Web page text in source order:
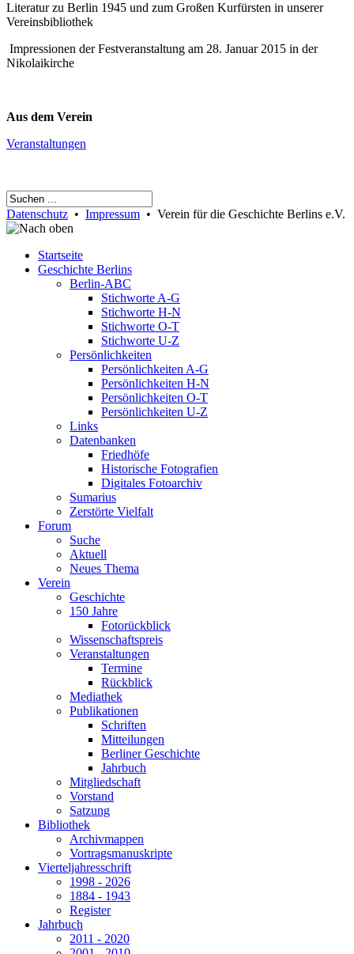
Literatur zu Berlin 1945 und zum Großen Kurfürsten in unserer
Vereinsbibliothek
Impressionen der Festveranstaltung am 28. Januar 2015 in der
Nikolaikirche
Aus dem Verein
Veranstaltungen
Datenschutz • Impressum • Verein für die Geschichte Berlins e.V.
Startseite
Geschichte Berlins
Berlin-ABC
Stichworte A-G
Stichworte H-N
Stichworte O-T
Stichworte U-Z
Persönlichkeiten
Persönlichkeiten A-G
Persönlichkeiten H-N
Persönlichkeiten O-T
Persönlichkeiten U-Z
Links
Datenbanken
Friedhöfe
Historische Fotografien
Digitales Fotoarchiv
Sumarius
Zerstörte Vielfalt
Forum
Suche
Aktuell
Neues Thema
Verein
Geschichte
150 Jahre
Fotorückblick
Wissenschaftspreis
Veranstaltungen
Termine
Rückblick
Mediathek
Publikationen
Schriften
Mitteilungen
Berliner Geschichte
Jahrbuch
Mitgliedschaft
Vorstand
Satzung
Bibliothek
Archivmappen
Vortragsmanuskripte
Vierteljahresschrift
1998 - 2026
1884 - 1943
Register
Jahrbuch
2011 - 2020